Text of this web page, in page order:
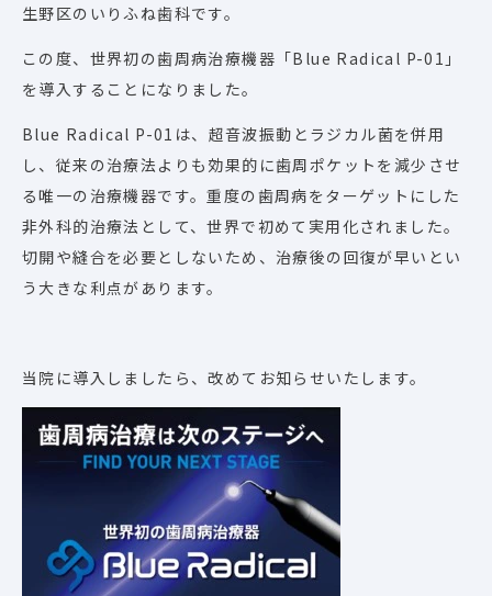
生野区のいりふね歯科です。
この度、世界初の歯周病治療機器「Blue Radical P-01」
を導入することになりました。
Blue Radical P-01は、超音波振動とラジカル菌を併用
し、従来の治療法よりも効果的に歯周ポケットを減少させ
る唯一の治療機器です。重度の歯周病をターゲットにした
非外科的治療法として、世界で初めて実用化されました。
切開や縫合を必要としないため、治療後の回復が早いとい
う大きな利点があります。
当院に導入しましたら、改めてお知らせいたします。